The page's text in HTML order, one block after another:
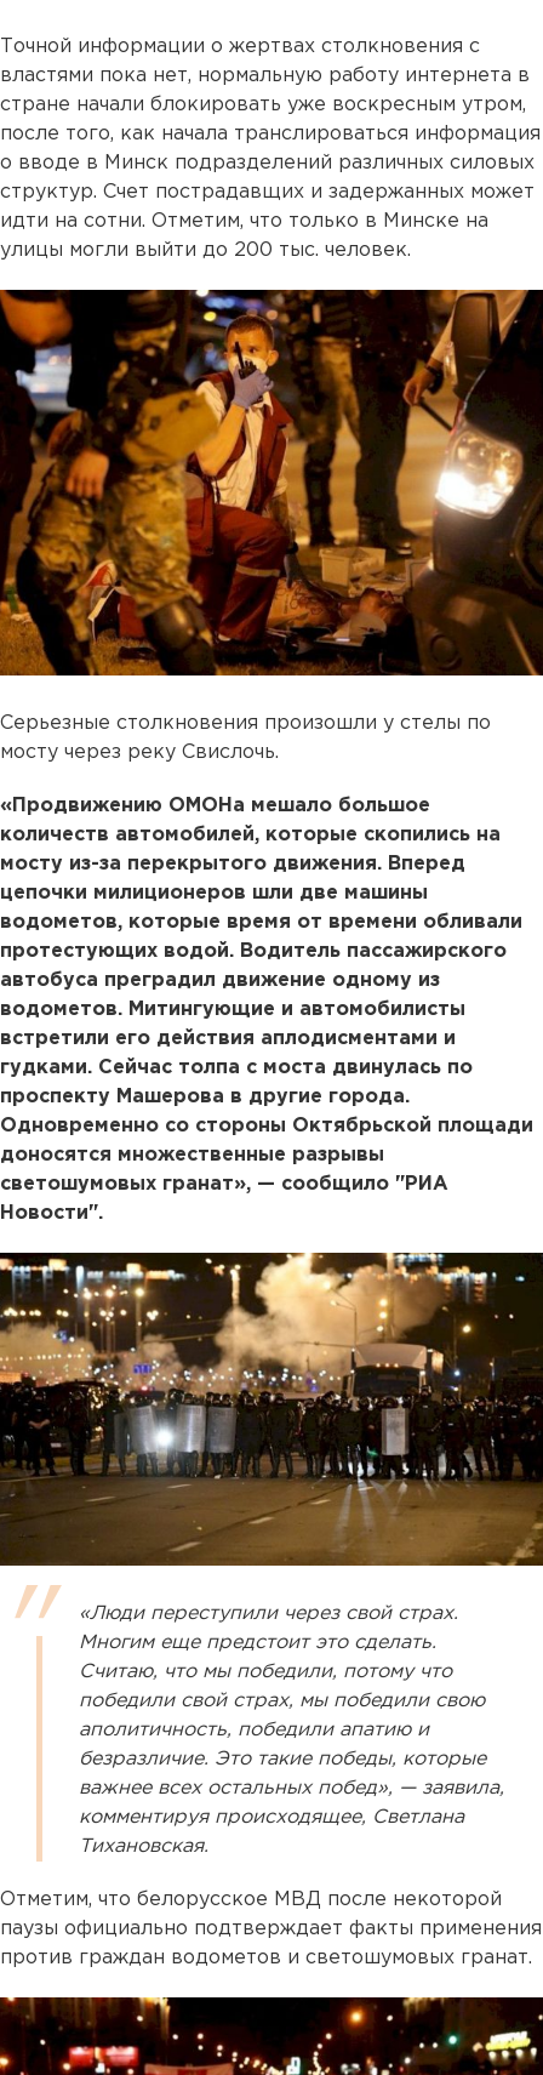
Точной информации о жертвах столкновения с
властями пока нет, нормальную работу интернета в
стране начали блокировать уже воскресным утром,
после того, как начала транслироваться информация
о вводе в Минск подразделений различных силовых
структур. Счет пострадавщих и задержанных может
идти на сотни. Отметим, что только в Минске на
улицы могли выйти до 200 тыс. человек.
Серьезные столкновения произошли у стелы по
мосту через реку Свислочь.
«Продвижению ОМОНа мешало большое
количеств автомобилей, которые скопились на
мосту из-за перекрытого движения. Вперед
цепочки милиционеров шли две машины
водометов, которые время от времени обливали
протестующих водой. Водитель пассажирского
автобуса преградил движение одному из
водометов. Митингующие и автомобилисты
встретили его действия аплодисментами и
гудками. Сейчас толпа с моста двинулась по
проспекту Машерова в другие города.
Одновременно со стороны Октябрьской площади
доносятся множественные разрывы
светошумовых гранат», — сообщило "РИА
Новости".
«Люди переступили через свой страх.
Многим еще предстоит это сделать.
Считаю, что мы победили, потому что
победили свой страх, мы победили свою
аполитичность, победили апатию и
безразличие. Это такие победы, которые
важнее всех остальных побед», — заявила,
комментируя происходящее, Светлана
Тихановская.
Отметим, что белорусское МВД после некоторой
паузы официально подтверждает факты применения
против граждан водометов и светошумовых гранат.